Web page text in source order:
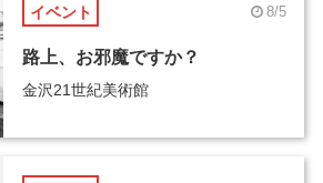
イベント 8/5
路上、お邪魔ですか？
金沢21世紀美術館